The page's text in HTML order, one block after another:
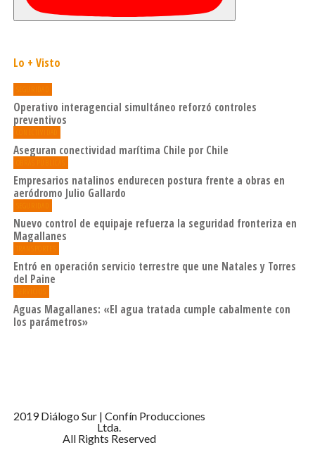
Lo + Visto
Operativo interagencial simultáneo reforzó controles
preventivos
Aseguran conectividad marítima Chile por Chile
Empresarios natalinos endurecen postura frente a obras en
aeródromo Julio Gallardo
Nuevo control de equipaje refuerza la seguridad fronteriza en
Magallanes
Entró en operación servicio terrestre que une Natales y Torres
del Paine
Aguas Magallanes: «El agua tratada cumple cabalmente con
los parámetros»
2019 Diálogo Sur | Confín Producciones
Ltda.
All Rights Reserved